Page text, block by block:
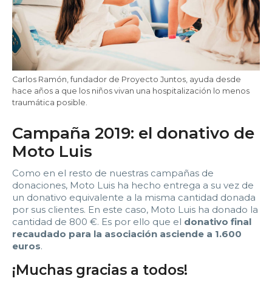
Carlos Ramón, fundador de Proyecto Juntos, ayuda desde
hace años a que los niños vivan una hospitalización lo menos
traumática posible.
Campaña 2019: el donativo de
Moto Luis
Como en el resto de nuestras campañas de
donaciones, Moto Luis ha hecho entrega a su vez de
un donativo equivalente a la misma cantidad donada
por sus clientes. En este caso, Moto Luis ha donado la
cantidad de 800 €. Es por ello que el donativo final
recaudado para la asociación asciende a 1.600
euros.
¡Muchas gracias a todos!